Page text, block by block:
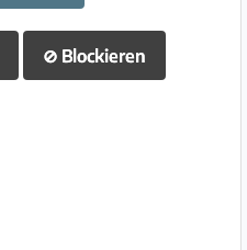
⊘ Blockieren